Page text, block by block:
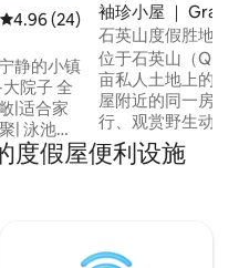
平均评分 4.96 分（满分 5 分）
4.96 (24)
静的小镇
|适合家
克
袖珍小屋 ｜
石英山度假胜地
位于石英山（
亩私人土地上的一卧室小
屋附近的同一房源内。 步行即
行、观赏野生动物
平方英尺，有两张
床。 厨房设施齐全，配有公寓大小的冰
度假屋便利设施